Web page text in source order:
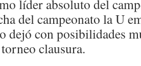
líder absoluto del
del campeonato la U
dejó con posibilidades
clausura.